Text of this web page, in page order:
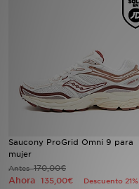
Saucony ProGrid Omni 9 para
mujer
Antes170,00€
Ahora 135,00€ Descuento 21%
Deportes & Fitness
JD Fútbol
TARJETA REGALO
MI JD